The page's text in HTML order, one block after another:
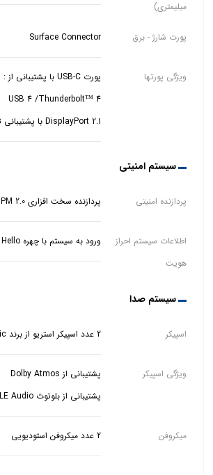
میلیمتری)
پورت شارژ - برق Surface Connector
ویژگی پورتها
USB 4 /Thunderbolt™ 4
DisplayPort 2.1 با پشتیبانی تا 1 x 8K مانیتور
سیستم امنیتی
پردازنده امنیتی پردازنده سخت افزاری Firmware TPM 2.0
اطلاعات سیستم احراز
هویت
ورود به سیستم با چهره Windows Hello
سیستم صدا
اسپیکر 2 عدد اسپیکر استریو از برند Omnisonic
ویژگی اسپیکر
پشتیبانی از Dolby Atmos
پشتیبانی از بلوتوث LE Audio
میکروفن 2 عدد میکروفن استودیویی